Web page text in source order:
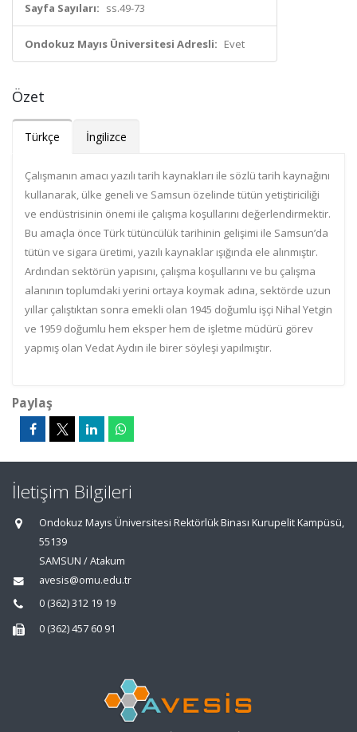
Sayfa Sayıları: ss.49-73
Ondokuz Mayıs Üniversitesi Adresli: Evet
Özet
Türkçe İngilizce
Çalışmanın amacı yazılı tarih kaynakları ile sözlü tarih kaynağını
kullanarak, ülke geneli ve Samsun özelinde tütün yetiştiriciliği
ve endüstrisinin önemi ile çalışma koşullarını değerlendirmektir.
Bu amaçla önce Türk tütüncülük tarihinin gelişimi ile Samsun’da
tütün ve sigara üretimi, yazılı kaynaklar ışığında ele alınmıştır.
Ardından sektörün yapısını, çalışma koşullarını ve bu çalışma
alanının toplumdaki yerini ortaya koymak adına, sektörde uzun
yıllar çalıştıktan sonra emekli olan 1945 doğumlu işçi Nihal Yetgin
ve 1959 doğumlu hem eksper hem de işletme müdürü görev
yapmış olan Vedat Aydın ile birer söyleşi yapılmıştır.
Paylaş
İletişim Bilgileri
Ondokuz Mayıs Üniversitesi Rektörlük Binası Kurupelit Kampüsü,
55139
SAMSUN / Atakum
avesis@omu.edu.tr
0 (362) 312 19 19
0 (362) 457 60 91